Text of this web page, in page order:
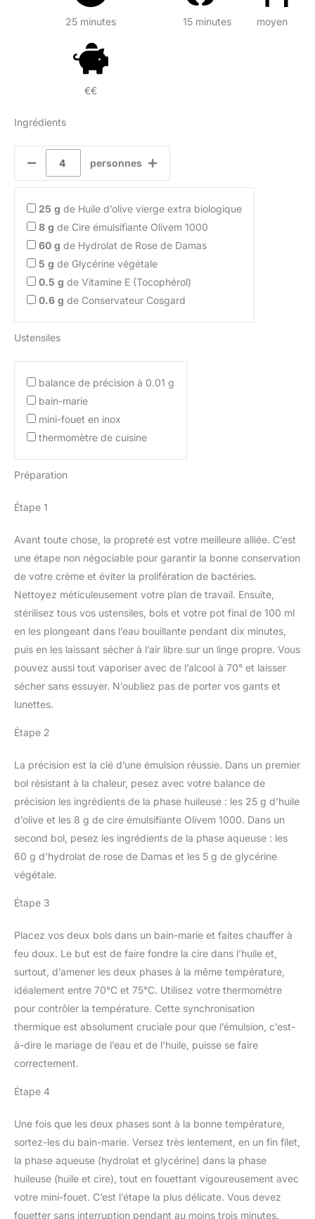
25 minutes 15 minutes moyen
€€
Ingrédients
personnes
25 g de Huile d’olive vierge extra biologique
8 g de Cire émulsifiante Olivem 1000
60 g de Hydrolat de Rose de Damas
5 g de Glycérine végétale
0.5 g de Vitamine E (Tocophérol)
0.6 g de Conservateur Cosgard
Ustensiles
balance de précision à 0.01 g
bain-marie
mini-fouet en inox
thermomètre de cuisine
Préparation
Étape 1
Avant toute chose, la propreté est votre meilleure alliée. C’est
une étape non négociable pour garantir la bonne conservation
de votre crème et éviter la prolifération de bactéries.
Nettoyez méticuleusement votre plan de travail. Ensuite,
stérilisez tous vos ustensiles, bols et votre pot final de 100 ml
en les plongeant dans l’eau bouillante pendant dix minutes,
puis en les laissant sécher à l’air libre sur un linge propre. Vous
pouvez aussi tout vaporiser avec de l’alcool à 70° et laisser
sécher sans essuyer. N’oubliez pas de porter vos gants et
lunettes.
Étape 2
La précision est la clé d’une émulsion réussie. Dans un premier
bol résistant à la chaleur, pesez avec votre balance de
précision les ingrédients de la phase huileuse : les 25 g d’huile
d’olive et les 8 g de cire émulsifiante Olivem 1000. Dans un
second bol, pesez les ingrédients de la phase aqueuse : les
60 g d’hydrolat de rose de Damas et les 5 g de glycérine
végétale.
Étape 3
Placez vos deux bols dans un bain-marie et faites chauffer à
feu doux. Le but est de faire fondre la cire dans l’huile et,
surtout, d’amener les deux phases à la même température,
idéalement entre 70°C et 75°C. Utilisez votre thermomètre
pour contrôler la température. Cette synchronisation
thermique est absolument cruciale pour que l’émulsion, c’est-
à-dire le mariage de l’eau et de l’huile, puisse se faire
correctement.
Étape 4
Une fois que les deux phases sont à la bonne température,
sortez-les du bain-marie. Versez très lentement, en un fin filet,
la phase aqueuse (hydrolat et glycérine) dans la phase
huileuse (huile et cire), tout en fouettant vigoureusement avec
votre mini-fouet. C’est l’étape la plus délicate. Vous devez
fouetter sans interruption pendant au moins trois minutes.